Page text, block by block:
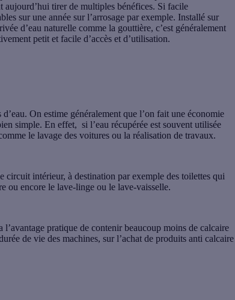
aujourd’hui tirer de multiples bénéfices. Si facile
sur une année sur l’arrosage par exemple. Installé sur
d’eau naturelle comme la gouttière, c’est généralement
petit et facile d’accès et d’utilisation.
. On estime généralement que l’on fait une économie
simple. En effet, si l’eau récupérée est souvent utilisée
le lavage des voitures ou la réalisation de travaux.
circuit intérieur, à destination par exemple des toilettes qui
ou encore le lave-linge ou le lave-vaisselle.
pratique de contenir beaucoup moins de calcaire
de vie des machines, sur l’achat de produits anti calcaire